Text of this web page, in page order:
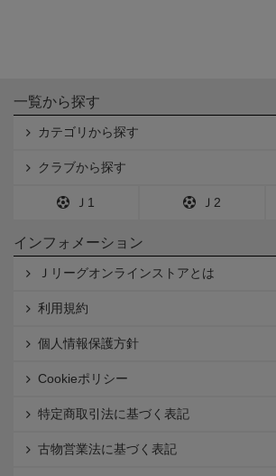
一覧から探す
カテゴリから探す
クラブから探す
Ｊ1 Ｊ2
インフォメーション
Ｊリーグオンラインストアとは
利用規約
個人情報保護方針
Cookieポリシー
特定商取引法に基づく表記
古物営業法に基づく表記